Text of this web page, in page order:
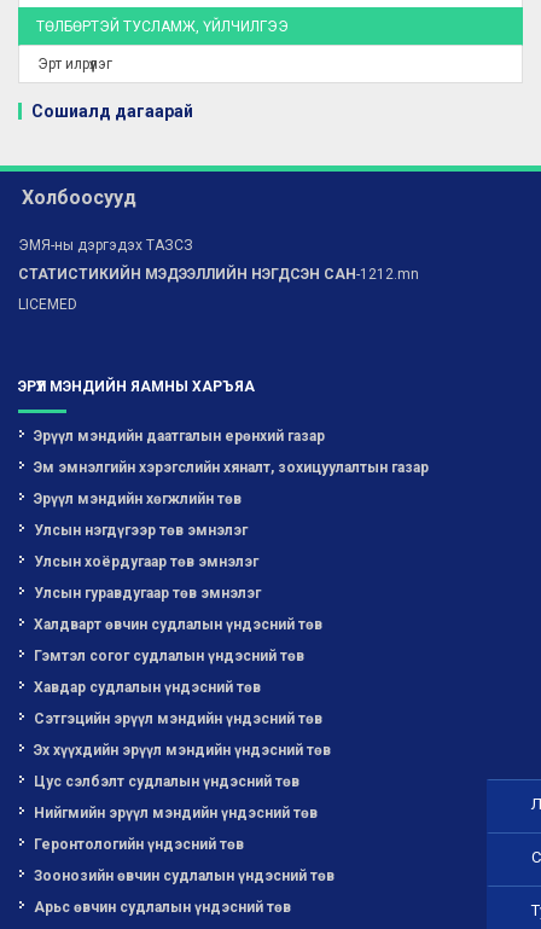
ТӨЛБӨРТЭЙ ТУСЛАМЖ, ҮЙЛЧИЛГЭЭ
Эрт илрүүлэг
Сошиалд дагаарай
Холбоосууд
ЭМЯ-ны дэргэдэх ТАЗСЗ
СТАТИСТИКИЙН МЭДЭЭЛЛИЙН НЭГДСЭН САН-1212.mn
LICEMED
ЭРҮҮЛ МЭНДИЙН ЯАМНЫ ХАРЪЯА
Эрүүл мэндийн даатгалын ерөнхий газар
Эм эмнэлгийн хэрэгслийн хяналт, зохицуулалтын газар
Эрүүл мэндийн хөгжлийн төв
Улсын нэгдүгээр төв эмнэлэг
Улсын хоёрдугаар төв эмнэлэг
Улсын гуравдугаар төв эмнэлэг
Халдварт өвчин судлалын үндэсний төв
Гэмтэл согог судлалын үндэсний төв
Хавдар судлалын үндэсний төв
Сэтгэцийн эрүүл мэндийн үндэсний төв
Эх хүүхдийн эрүүл мэндийн үндэсний төв
Цус сэлбэлт судлалын үндэсний төв
Нийгмийн эрүүл мэндийн үндэсний төв
Геронтологийн үндэсний төв
Зоонозийн өвчин судлалын үндэсний төв
Арьс өвчин судлалын үндэсний төв